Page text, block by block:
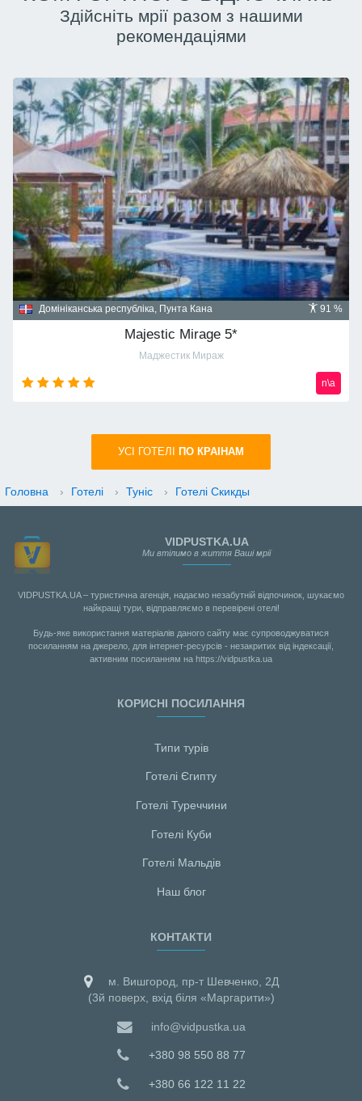
Здійсніть мрії разом з нашими
рекомендаціями
91 %
Домініканська республіка, Пунта Кана
Majestic Mirage 5*
Маджестик Мираж
n\a
УСI ГОТЕЛІ ПО КРАIНАМ
Головна › Готелі › Туніс › Готелі Скикды
VIDPUSTKA.UA
Ми втілимо в життя Ваші мрії
VIDPUSTKA.UA – туристична агенція, надаємо незабутній відпочинок, шукаємо
найкращі тури, відправляємо в перевірені отелі!
Будь-яке використання матеріалів даного сайту має супроводжуватися
посиланням на джерело, для інтернет-ресурсів - незакритих від індексації,
активним посиланням на https://vidpustka.ua
КОРИСНІ ПОСИЛАННЯ
Типи турів
Готелі Єгипту
Готелі Туреччини
Готелі Куби
Готелі Мальдiв
Наш блог
КОНТАКТИ
м. Вишгород, пр-т Шевченко, 2Д
(3й поверх, вхід біля «Маргарити»)
info@vidpustka.ua
+380 98 550 88 77
+380 66 122 11 22